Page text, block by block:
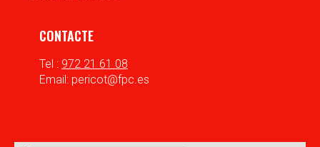
CONTACTE
Tel : 972 21 61 08
Email: pericot@fpc.es